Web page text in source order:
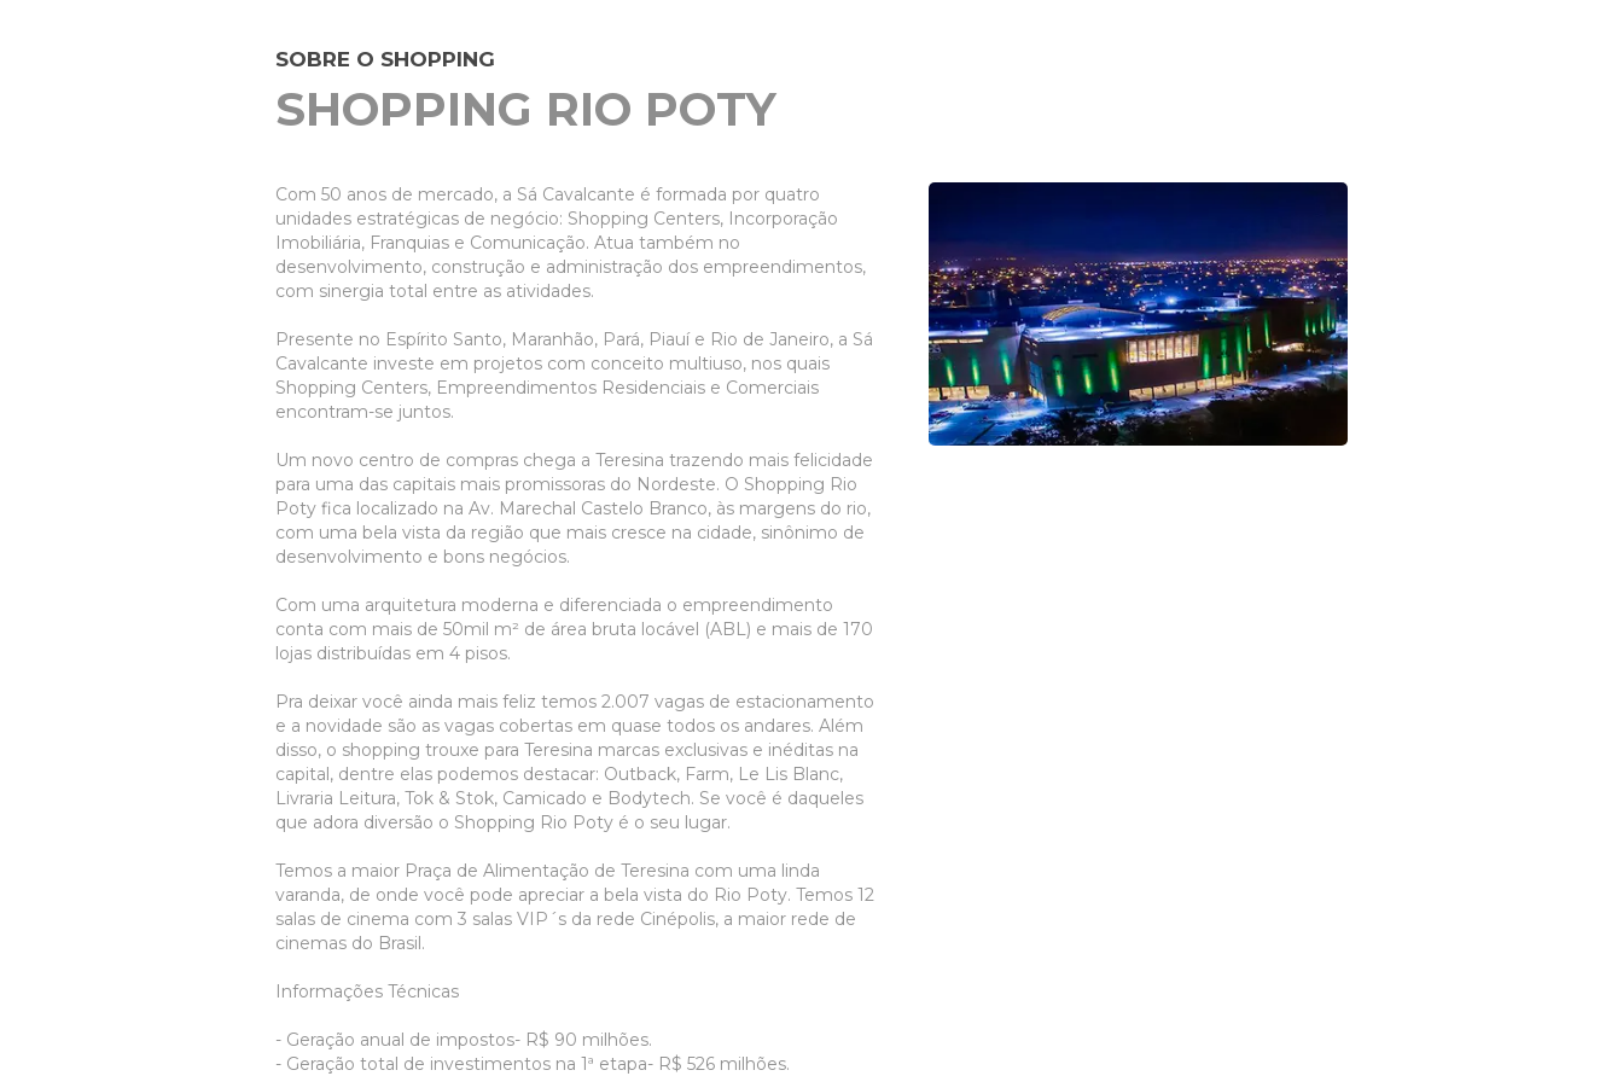
SHOPPING RIO POTY
SOBRE O SHOPPING
Com 50 anos de mercado, a Sá Cavalcante é formada por quatro
unidades estratégicas de negócio: Shopping Centers, Incorporação
Imobiliária, Franquias e Comunicação. Atua também no
desenvolvimento, construção e administração dos empreendimentos,
com sinergia total entre as atividades.
Presente no Espírito Santo, Maranhão, Pará, Piauí e Rio de Janeiro, a Sá
Cavalcante investe em projetos com conceito multiuso, nos quais
Shopping Centers, Empreendimentos Residenciais e Comerciais
encontram-se juntos.
Um novo centro de compras chega a Teresina trazendo mais felicidade
para uma das capitais mais promissoras do Nordeste. O Shopping Rio
Poty fica localizado na Av. Marechal Castelo Branco, às margens do rio,
com uma bela vista da região que mais cresce na cidade, sinônimo de
desenvolvimento e bons negócios.
Com uma arquitetura moderna e diferenciada o empreendimento
conta com mais de 50mil m² de área bruta locável (ABL) e mais de 170
lojas distribuídas em 4 pisos.
Pra deixar você ainda mais feliz temos 2.007 vagas de estacionamento
e a novidade são as vagas cobertas em quase todos os andares. Além
disso, o shopping trouxe para Teresina marcas exclusivas e inéditas na
capital, dentre elas podemos destacar: Outback, Farm, Le Lis Blanc,
Livraria Leitura, Tok & Stok, Camicado e Bodytech. Se você é daqueles
que adora diversão o Shopping Rio Poty é o seu lugar.
Temos a maior Praça de Alimentação de Teresina com uma linda
varanda, de onde você pode apreciar a bela vista do Rio Poty. Temos 12
salas de cinema com 3 salas VIP´s da rede Cinépolis, a maior rede de
cinemas do Brasil.
Informações Técnicas
- Geração anual de impostos- R$ 90 milhões.
- Geração total de investimentos na 1ª etapa- R$ 526 milhões.